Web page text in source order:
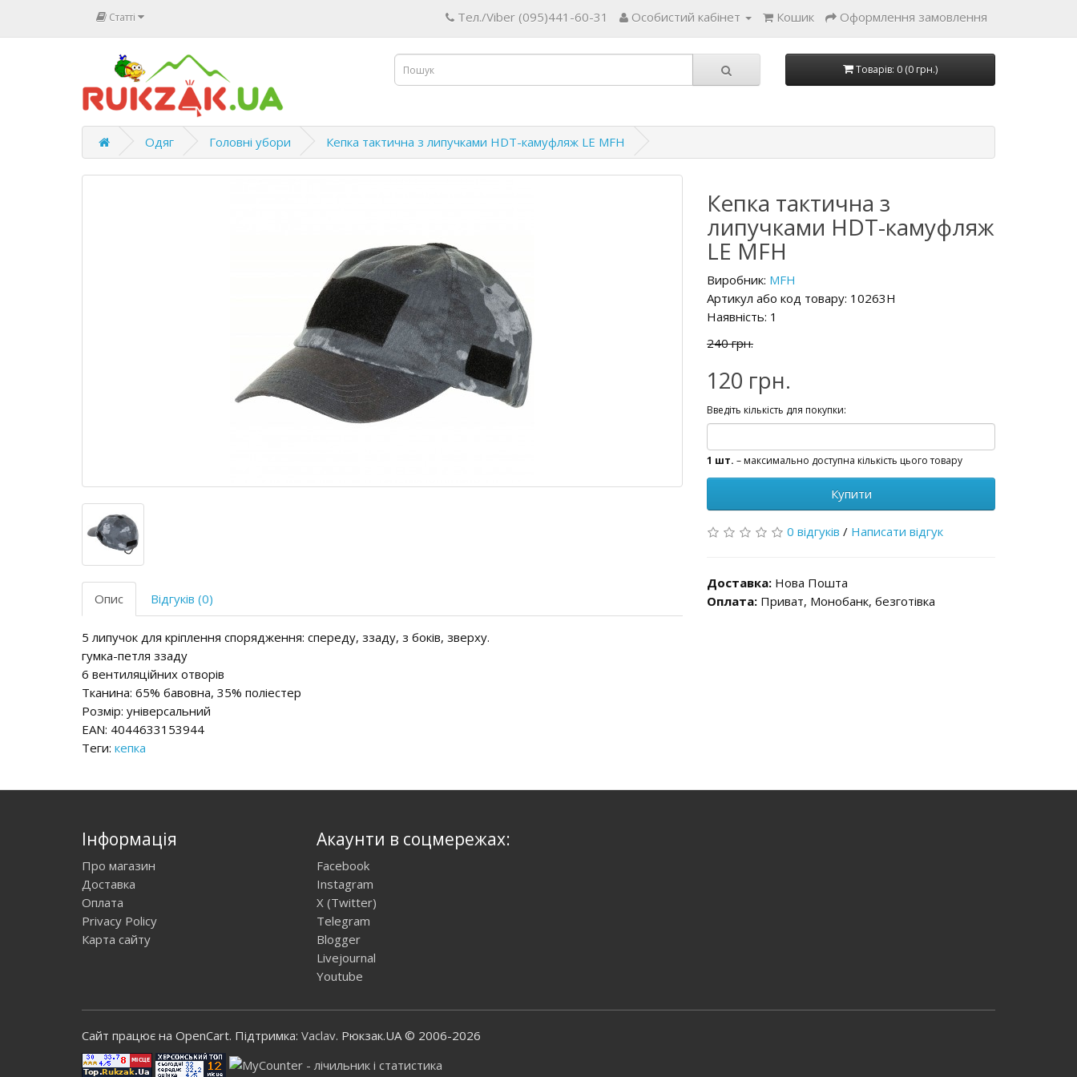
Статті Тел./Viber (095)441-60-31 Особистий кабінет Кошик Оформлення замовлення
Товарів: 0 (0 грн.)
Одяг Головні убори Кепка тактична з липучками HDT-камуфляж LE MFH
Опис Відгуків (0)
5 липучок для кріплення спорядження: спереду, ззаду, з боків, зверху.
гумка-петля ззаду
6 вентиляційних отворів
Тканина: 65% бавовна, 35% поліестер
Розмір: універсальний
EAN: 4044633153944
Кепка тактична з
липучками HDT-камуфляж
LE MFH
Виробник: MFH
Артикул або код товару: 10263H
Наявність: 1
240 грн.
120 грн.
Введіть кількість для покупки:
1 шт. – максимально доступна кількість цього товару
Купити
0 відгуків / Написати відгук
Доставка: Нова Пошта
Оплата: Приват, Монобанк, безготівка
Теги: кепка
Інформація
Про магазин
Доставка
Оплата
Privacy Policy
Карта сайту
Акаунти в соцмережах:
Facebook
Instagram
X (Twitter)
Telegram
Blogger
Livejournal
Youtube
Сайт працює на OpenCart. Підтримка: Vaclav. Рюкзак.UA © 2006-2026